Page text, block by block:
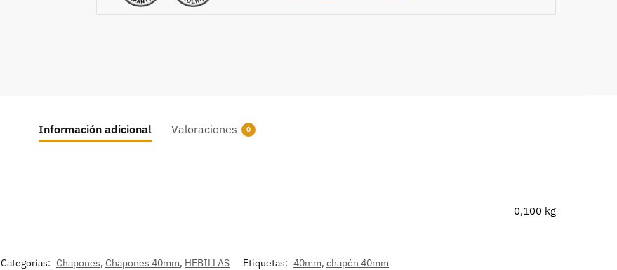
Información adicional Valoraciones 0
0,100 kg
Categorías: Chapones, Chapones 40mm, HEBILLAS Etiquetas: 40mm, chapón 40mm